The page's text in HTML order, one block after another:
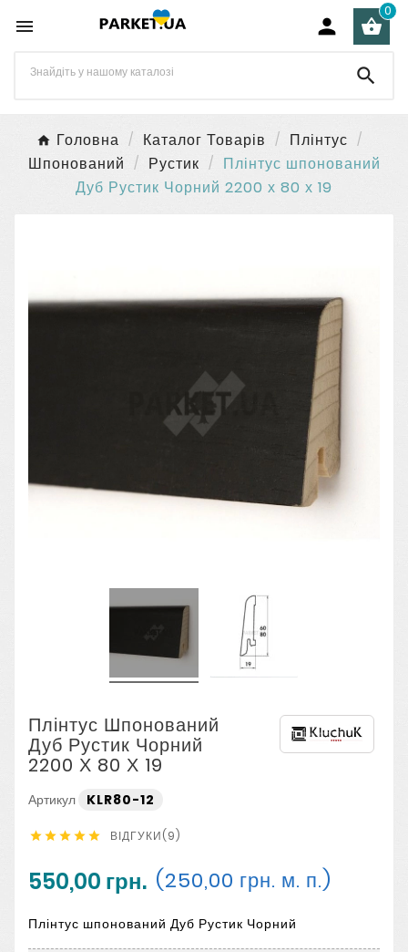
  
0

Головна Каталог Товарів
Плінтус
Шпонований
Рустик
Плінтус шпонований
Дуб Рустик Чорний 2200 х 80 х 19
Плінтус Шпонований
Дуб Рустик Чорний
2200 Х 80 Х 19
Артикул KLR80-12
     ВІДГУКИ(9)
550,00 грн. (250,00 грн. м. п.)
Плінтус шпонований Дуб Рустик Чорний